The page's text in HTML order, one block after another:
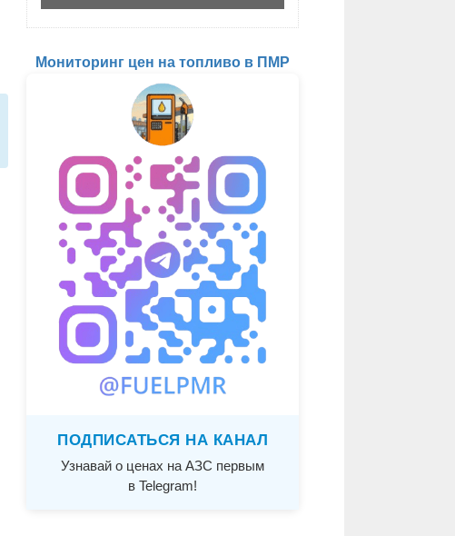
Мониторинг цен на топливо в ПМР
ПОДПИСАТЬСЯ НА КАНАЛ
Узнавай о ценах на АЗС первым
в Telegram!